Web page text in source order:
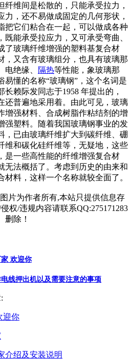
维间是松散的，只能承受拉力，
，还不易做成固定的几何形状，
把它们粘合在一起，可以做成各种
能承受拉应力，又可承受弯曲、
了玻璃纤维增强的塑料基复合材
，又含有玻璃组分，也具有玻璃那
绝缘、
隔热等性能，象玻璃那
易懂的名称“玻璃钢”，这个名词是
赖际发同志于1958 年提出的，
还普遍地采用着。由此可见，玻璃
增强材料、合成树脂作粘结剂的增
强塑料。随着我国玻璃钢事业的发
，已由玻璃纤维扩大到碳纤维、硼
维和碳化硅纤维等，无疑地，这些
是一些高性能的纤维增强复合材
无法概括了。考虑到历史的由来和
料，这样一个名称就较全面了。
片为作者所有,本站只提供信息存
权/违规内容请联系QQ:275171283
删除！
欢迎你
线押出机以及需要注意的事项
迎你
介绍及安装说明